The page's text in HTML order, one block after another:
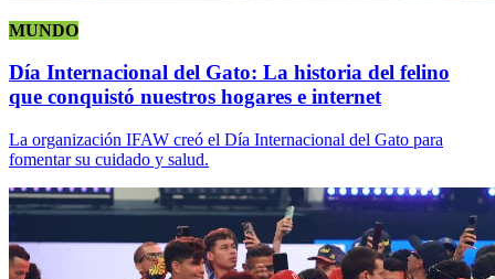
MUNDO
Día Internacional del Gato: La historia del felino
que conquistó nuestros hogares e internet
La organización IFAW creó el Día Internacional del Gato para
fomentar su cuidado y salud.